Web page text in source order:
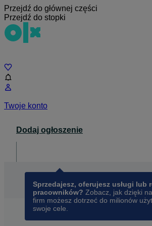
Przejdź do głównej części
Przejdź do stopki
Twoje konto
Dodaj ogłoszenie
Sprzedajesz, oferujesz usługi lub
pracowników? Zobacz, jak dzięki
firm możesz dotrzeć do milionów
swoje cele.